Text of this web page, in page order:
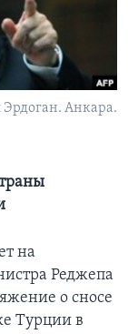
Анкара.
на
Реджепа
о сносе
Турции в